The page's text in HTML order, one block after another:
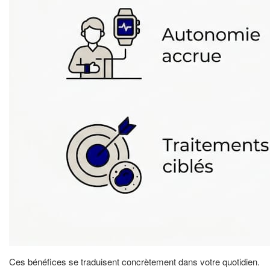
Ces bénéfices se traduisent concrètement dans votre quotidien.